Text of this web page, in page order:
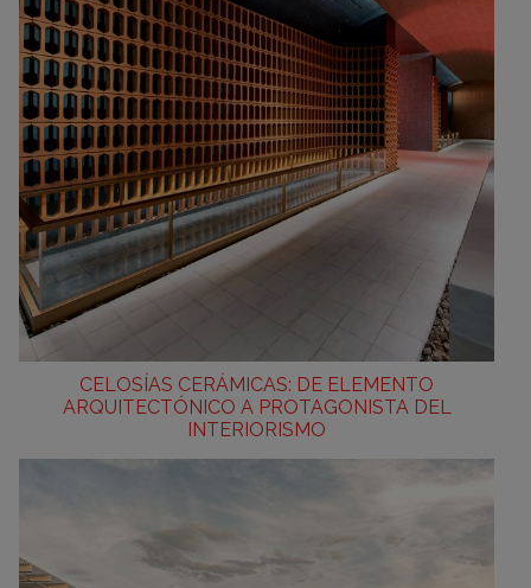
CELOSÍAS CERÁMICAS: DE ELEMENTO
ARQUITECTÓNICO A PROTAGONISTA DEL
INTERIORISMO